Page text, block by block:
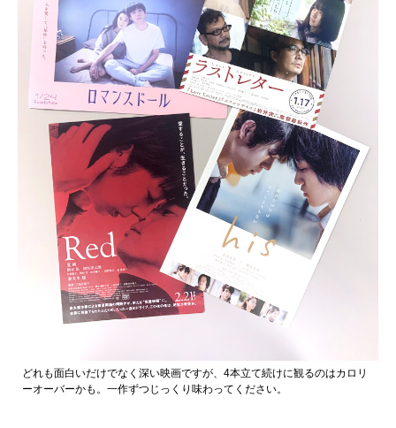
どれも面白いだけでなく深い映画ですが、4本立て続けに観るのはカロリ
ーオーバーかも。一作ずつじっくり味わってください。